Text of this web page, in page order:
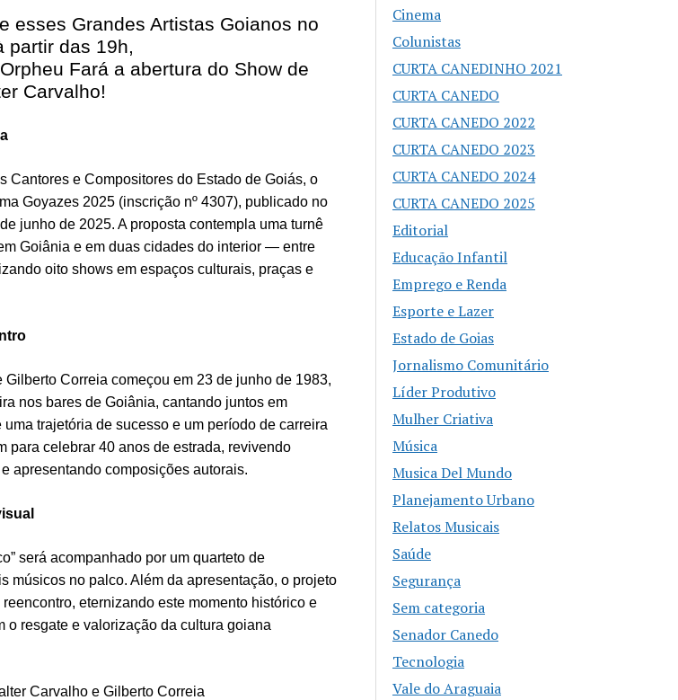
esses Grandes Artistas Goianos no
partir das 19h,
Fará a abertura do Show de
Carvalho!
Cantores e Compositores do Estado de Goiás, o
Goyazes 2025 (inscrição nº 4307), publicado no
junho de 2025. A proposta contempla uma turnê
Goiânia e em duas cidades do interior — entre
oito shows em espaços culturais, praças e
Correia começou em 23 de junho de 1983,
nos bares de Goiânia, cantando juntos em
trajetória de sucesso e um período de carreira
para celebrar 40 anos de estrada, revivendo
apresentando composições autorais.
será acompanhado por um quarteto de
músicos no palco. Além da apresentação, o projeto
eternizando este momento histórico e
o resgate e valorização da cultura goiana
Carvalho e Gilberto Correia
Cinema
Colunistas
CURTA CANEDINHO 2021
CURTA CANEDO
CURTA CANEDO 2022
CURTA CANEDO 2023
CURTA CANEDO 2024
CURTA CANEDO 2025
Editorial
Educação Infantil
Emprego e Renda
Esporte e Lazer
Estado de Goias
Jornalismo Comunitário
Líder Produtivo
Mulher Criativa
Música
Musica Del Mundo
Planejamento Urbano
Relatos Musicais
Saúde
Segurança
Sem categoria
Senador Canedo
Tecnologia
Vale do Araguaia